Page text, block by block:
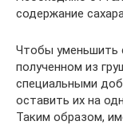
содержание
Чтобы уменьшить
полученном из
специальными
оставить их на
Таким образом,